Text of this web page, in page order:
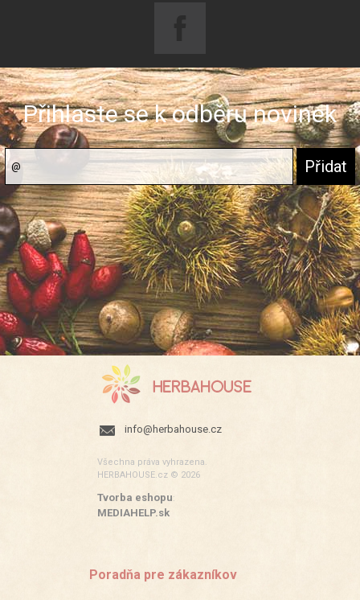
Přihlaste se k odběru novinek
info@herbahouse.cz
Všechna práva vyhrazena.
HERBAHOUSE.cz © 2026
Tvorba eshopu:
MEDIAHELP.sk
Poradňa pre zákazníkov